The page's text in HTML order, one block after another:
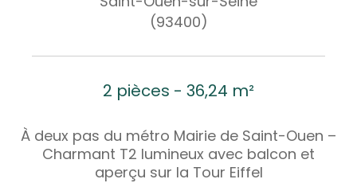
(93400)
2 pièces - 36,24 m²
À deux pas du métro Mairie de Saint-Ouen –
Charmant T2 lumineux avec balcon et
aperçu sur la Tour Eiffel